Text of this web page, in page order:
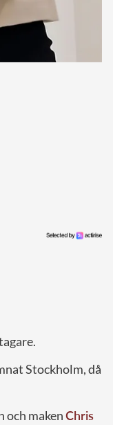
Stockholm, då
och makenChris